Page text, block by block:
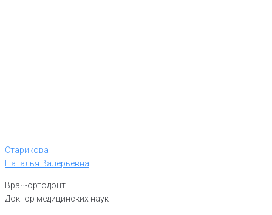
Старикова
Наталья Валерьевна
Врач-ортодонт
Доктор медицинских наук